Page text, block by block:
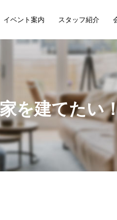
を建てたい
イベント案内 スタッフ紹介